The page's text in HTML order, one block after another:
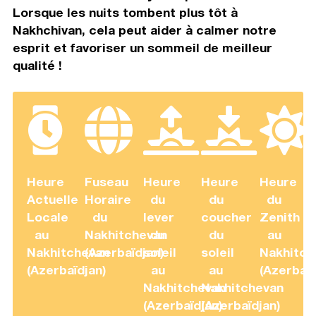
Lorsque les nuits tombent plus tôt à
Nakhchivan, cela peut aider à calmer notre
esprit et favoriser un sommeil de meilleur
qualité !
Heure
Actuelle
Locale
au
Nakhitchevan
(Azerbaïdjan)
Fuseau
Horaire
du
Nakhitchevan
(Azerbaïdjan)
Heure
du
lever
du
soleil
au
Nakhitchevan
(Azerbaïdjan)
Heure
du
coucher
du
soleil
au
Nakhitchevan
(Azerbaïdjan)
Heure
du
Zenith
au